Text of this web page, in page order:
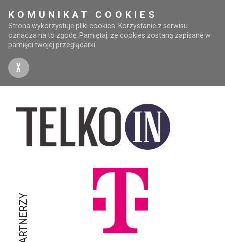
KOMUNIKAT COOKIES
Strona wykorzystuje pliki cookies. Korzystanie z serwisu
oznacza na to zgodę. Pamiętaj, że cookies zostaną zapisane w
pamięci twojej przeglądarki.
X
PARTNERZY